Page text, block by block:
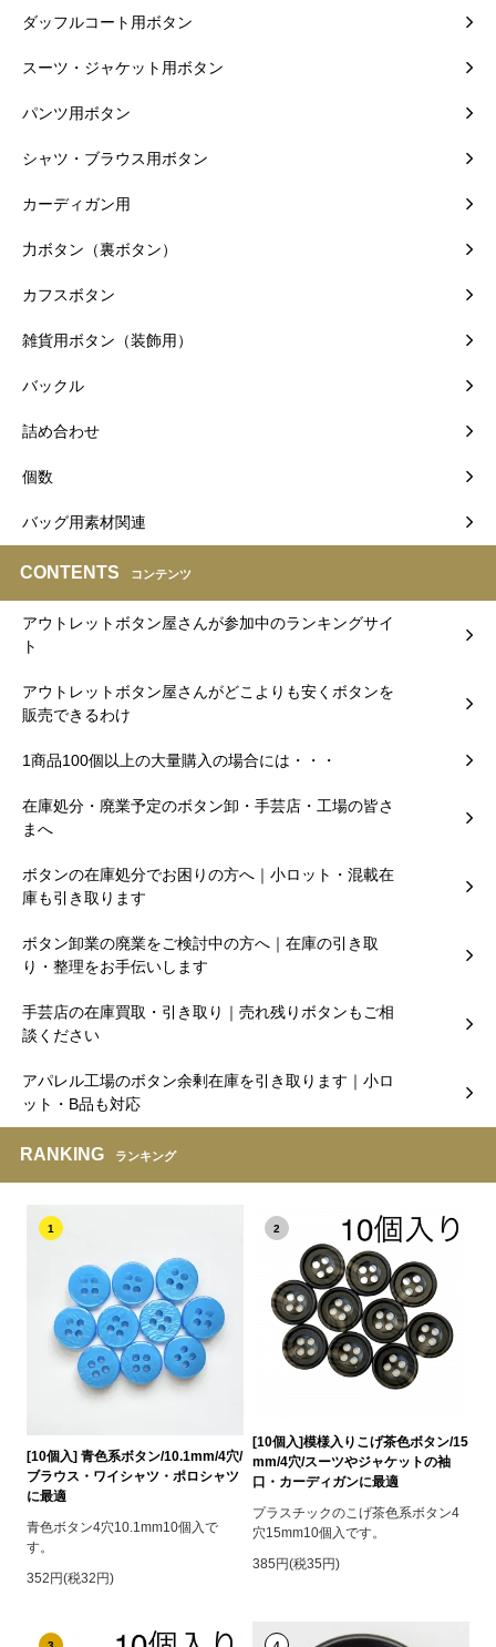
ダッフルコート用ボタン
スーツ・ジャケット用ボタン
パンツ用ボタン
シャツ・ブラウス用ボタン
カーディガン用
力ボタン（裏ボタン）
カフスボタン
雑貨用ボタン（装飾用）
バックル
詰め合わせ
個数
バッグ用素材関連
CONTENTS コンテンツ
アウトレットボタン屋さんが参加中のランキングサイ
ト
アウトレットボタン屋さんがどこよりも安くボタンを
販売できるわけ
1商品100個以上の大量購入の場合には・・・
在庫処分・廃業予定のボタン卸・手芸店・工場の皆さ
まへ
ボタンの在庫処分でお困りの方へ｜小ロット・混載在
庫も引き取ります
ボタン卸業の廃業をご検討中の方へ｜在庫の引き取
り・整理をお手伝いします
手芸店の在庫買取・引き取り｜売れ残りボタンもご相
談ください
アパレル工場のボタン余剰在庫を引き取ります｜小ロ
ット・B品も対応
RANKING ランキング
1
[10個入] 青色系ボタン/10.1mm/4穴/
ブラウス・ワイシャツ・ポロシャツ
に最適
青色ボタン4穴10.1mm10個入で
す。
352円(税32円)
2
[10個入]模様入りこげ茶色ボタン/15
mm/4穴/スーツやジャケットの袖
口・カーディガンに最適
プラスチックのこげ茶色系ボタン4
穴15mm10個入です。
385円(税35円)